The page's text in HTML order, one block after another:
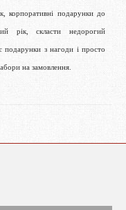
корпоративні подарунки до
рік, скласти недорогий
подарунки з нагоди і просто
на замовлення.